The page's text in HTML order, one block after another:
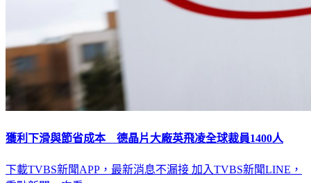
獲利下滑與節省成本 德晶片大廠英飛凌全球裁員1400人
下載TVBS新聞APP，最新消息不漏接 加入TVBS新聞LINE，